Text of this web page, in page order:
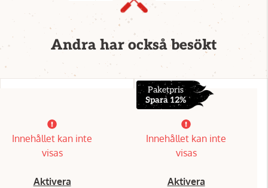
Andra har också besökt
Innehållet kan inte
visas
Aktivera
Paketpris
Spara 12%
Innehållet kan inte
visas
Aktivera